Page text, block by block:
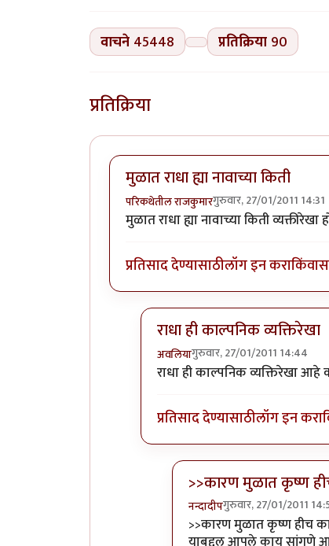
वाचने 45448 प्रतिक्रिया 90
प्रतिक्रिया
मुळात राधा ह्या नावाच्या किती
परिकथेतील राजकुमारगुरुवार, 27/01/2011 14:31
मुळात राधा ह्या नावाच्या किती व्यक्तीरेखा
प्रतिसाद देण्यासाठीलॉग इन कराकिंवा
राधा ही काल्पनिक व्यक्तिरेखा
अवलियागुरुवार, 27/01/2011 14:44
In reply toमुळात राधा ह्या
राधा ही काल्पनिक व्यक्तिरेखा
प्रतिसाद देण्यासाठीलॉग इन करा
>>कारण मुळात कृष्ण
नन्दादीपगुरुवार, 27/01/2011
In reply toराधा ही
>>कारण मुळात कृष्ण हीच